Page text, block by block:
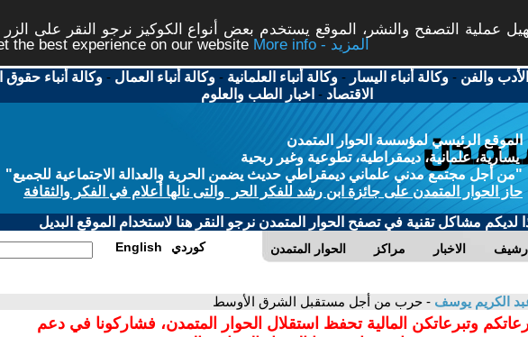
عملية التصفح والنشر، الموقع يستخدم بعض أنواع الكوكيز نرجو النقر على
the best experience on our website
More info - المزيد
الأدب والفن -وكالة أنباء اليسار -وكالة أنباء العلمانية -وكالة أنباء العمال -وكالة أنباء حقوق
الاقتصاد - اخبار الطب والعلوم
الموقع الرئيسي لمؤسسة الحوار المتمدن
يسارية، علمانية، ديمقراطية، تطوعية وغير ربحية
"من أجل مجتمع مدني علماني ديمقراطي حديث يضمن الحرية والعدالة الاجتماعية للجميع"
حاز الحوار المتمدن على جائزة ابن رشد للفكر الحر والتى نالها أعلام في الفكر والثقافة
لديكم مشاكل تقنية في تصفح الحوار المتمدن نرجو النقر هنا لاستخدام الموقع البديل
الحوار المتمدن مراكز الاخبار English كوردي
الكريم يوسف - حرب من أجل مستقبل الشرق الأوسط
وتبرعاتكن المالية تحفظ استقلال الحوار المتمدن، فشاركونا في دعم